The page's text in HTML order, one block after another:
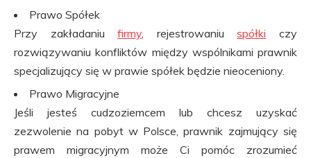
Prawo Spółek
Przy zakładaniufirmy, rejestrowaniuspółki czy
rozwiązywaniu konfliktów między wspólnikami prawnik
specjalizujący się w prawie spółek będzie nieoceniony.
Prawo Migracyjne
Jeśli jesteś cudzoziemcem lub chcesz uzyskać
zezwolenie na pobyt w Polsce, prawnik zajmujący się
prawem migracyjnym może Ci pomóc zrozumieć